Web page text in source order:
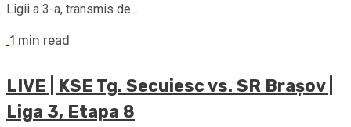
Ligii a 3-a, transmis de...
1 min read
LIVE | KSE Tg. Secuiesc vs. SR Brașov |
Liga 3, Etapa 8